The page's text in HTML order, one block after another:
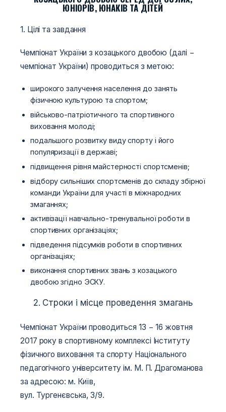
ЮНІОРІВ, ЮНАКІВ ТА ДІТЕЙ
1. Цілі та завдання
Чемпіонат України з козацького двобою (далі −
чемпіонат України) проводиться з метою:
широкого залучення населення до занять
фізичною культурою та спортом;
військово-патріотичного та спортивного
виховання молоді;
подальшого розвитку виду спорту і його
популяризації в державі;
підвищення рівня майстерності спортсменів;
відбору сильніших спортсменів до складу збірної
команди України для участі в міжнародних
змаганнях;
активізації навчально-тренувальної роботи в
спортивних організаціях;
підведення підсумків роботи в спортивних
організаціях;
виконання спортивних звань з козацького
двобою згідно ЭСКУ.
2. Строки і місце проведення змагань
Чемпіонат України проводиться 13 − 16 жовтня
2017 року в спортивному комплексі Інституту
фізичного виховання та спорту Національного
педагогічного університету ім. М. П. Драгоманова
за адресою: м. Київ,
вул. Тургенєвська, 3/9.